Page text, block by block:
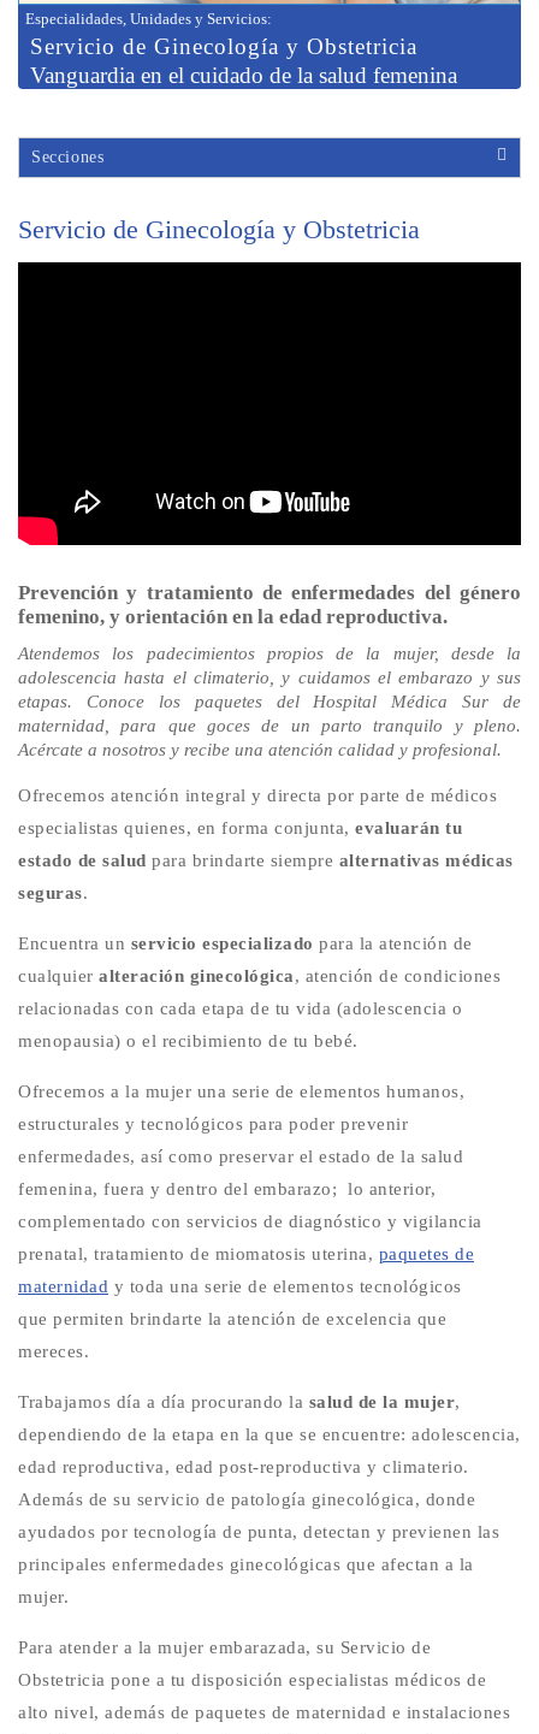
Especialidades, Unidades y Servicios:
Servicio de Ginecología y Obstetricia
Vanguardia en el cuidado de la salud femenina
Secciones
Servicio de Ginecología y Obstetricia
Prevención y tratamiento de enfermedades del género
femenino, y orientación en la edad reproductiva.
Atendemos los padecimientos propios de la mujer, desde la
adolescencia hasta el climaterio, y cuidamos el embarazo y sus
etapas. Conoce los paquetes del Hospital Médica Sur de
maternidad, para que goces de un parto tranquilo y pleno.
Acércate a nosotros y recibe una atención calidad y profesional.
Ofrecemos atención integral y directa por parte de médicos
especialistas quienes, en forma conjunta, evaluarán tu
estado de salud para brindarte siempre alternativas médicas
seguras.
Encuentra un servicio especializado para la atención de
cualquier alteración ginecológica, atención de condiciones
relacionadas con cada etapa de tu vida (adolescencia o
menopausia) o el recibimiento de tu bebé.
Ofrecemos a la mujer una serie de elementos humanos,
estructurales y tecnológicos para poder prevenir
enfermedades, así como preservar el estado de la salud
femenina, fuera y dentro del embarazo; lo anterior,
complementado con servicios de diagnóstico y vigilancia
prenatal, tratamiento de miomatosis uterina, paquetes de
maternidad y toda una serie de elementos tecnológicos
que permiten brindarte la atención de excelencia que
mereces.
Trabajamos día a día procurando la salud de la mujer,
dependiendo de la etapa en la que se encuentre: adolescencia,
edad reproductiva, edad post-reproductiva y climaterio.
Además de su servicio de patología ginecológica, donde
ayudados por tecnología de punta, detectan y previenen las
principales enfermedades ginecológicas que afectan a la
mujer.
Para atender a la mujer embarazada, su Servicio de
Obstetricia pone a tu disposición especialistas médicos de
alto nivel, además de paquetes de maternidad e instalaciones